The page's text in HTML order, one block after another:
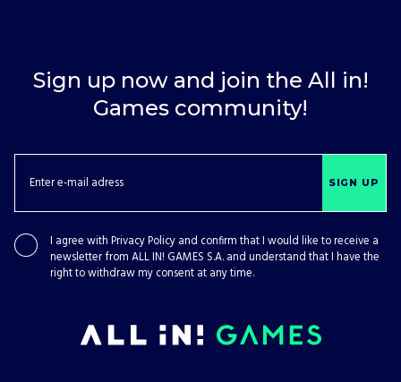
Sign up now and join the All in!
Games community!
SIGN UP
I agree with Privacy Policy and confirm that I would like to receive a
newsletter from ALL IN! GAMES S.A. and understand that I have the
right to withdraw my consent at any time.